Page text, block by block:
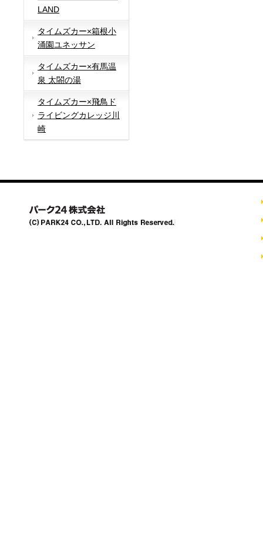
LAND
タイムズカー×箱根小
涌園ユネッサン
タイムズカー×有馬温
泉 太閤の湯
タイムズカー×飛鳥ド
ライビングカレッジ川
崎